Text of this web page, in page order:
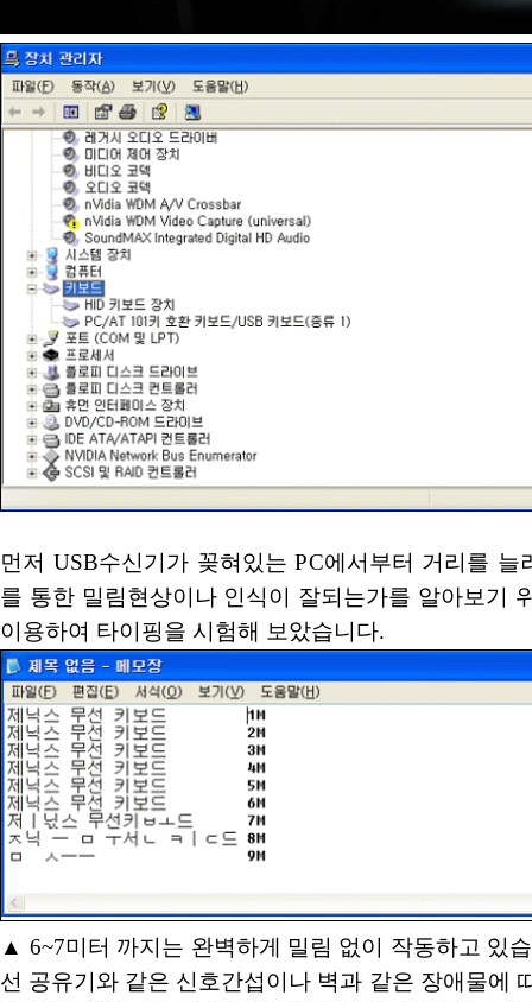
먼저 USB수신기가 꽂혀있는 PC에서부터 거리를 늘
를 통한 밀림현상이나 인식이 잘되는가를 알아보기
이용하여 타이핑을 시험해 보았습니다.
▲ 6~7미터 까지는 완벽하게 밀림 없이 작동하고 있
선 공유기와 같은 신호간섭이나 벽과 같은 장애물에